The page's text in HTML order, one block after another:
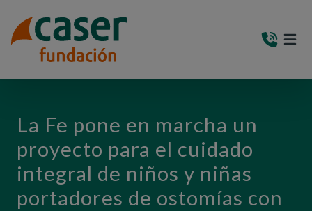
La Fe pone en marcha un
proyecto para el cuidado
integral de niños y niñas
portadores de ostomías con